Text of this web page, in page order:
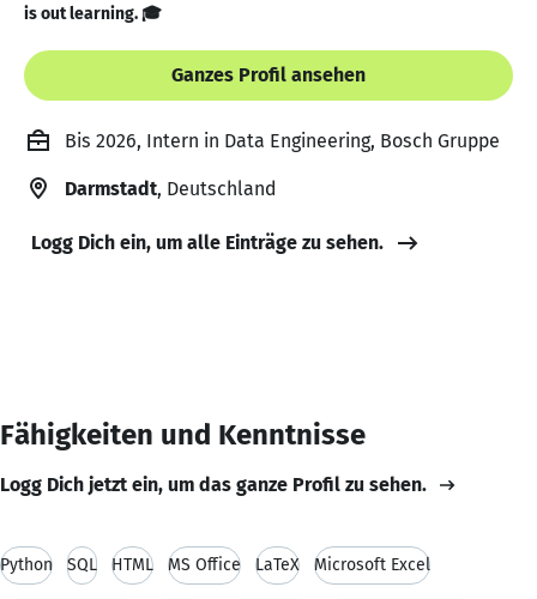
is out learning. 🎓
Ganzes Profil ansehen
Bis 2026, Intern in Data Engineering, Bosch Gruppe
Darmstadt, Deutschland
Logg Dich ein, um alle Einträge zu sehen.
Fähigkeiten und Kenntnisse
Logg Dich jetzt ein, um das ganze Profil zu sehen.
Python SQL HTML MS Office LaTeX Microsoft Excel